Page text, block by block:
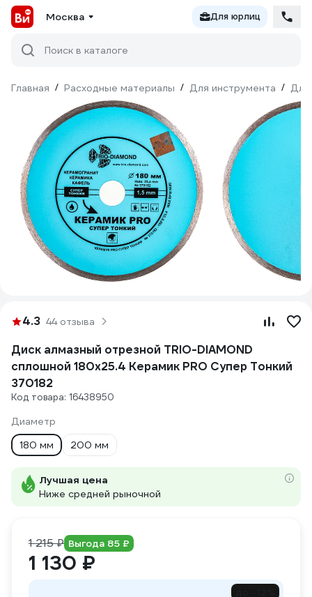
Москва Для юрлиц
Поиск в каталоге
Главная / Расходные материалы / Для инструмента / Для
4.3 44 отзыва
Диск алмазный отрезной TRIO-DIAMOND
сплошной 180x25.4 Керамик PRO Супер Тонкий
370182
Код товара: 16438950
Диаметр
180 мм
200 мм
Лучшая цена
Ниже средней рыночной
1 215 ₽ Выгода 85 ₽
1 130 ₽